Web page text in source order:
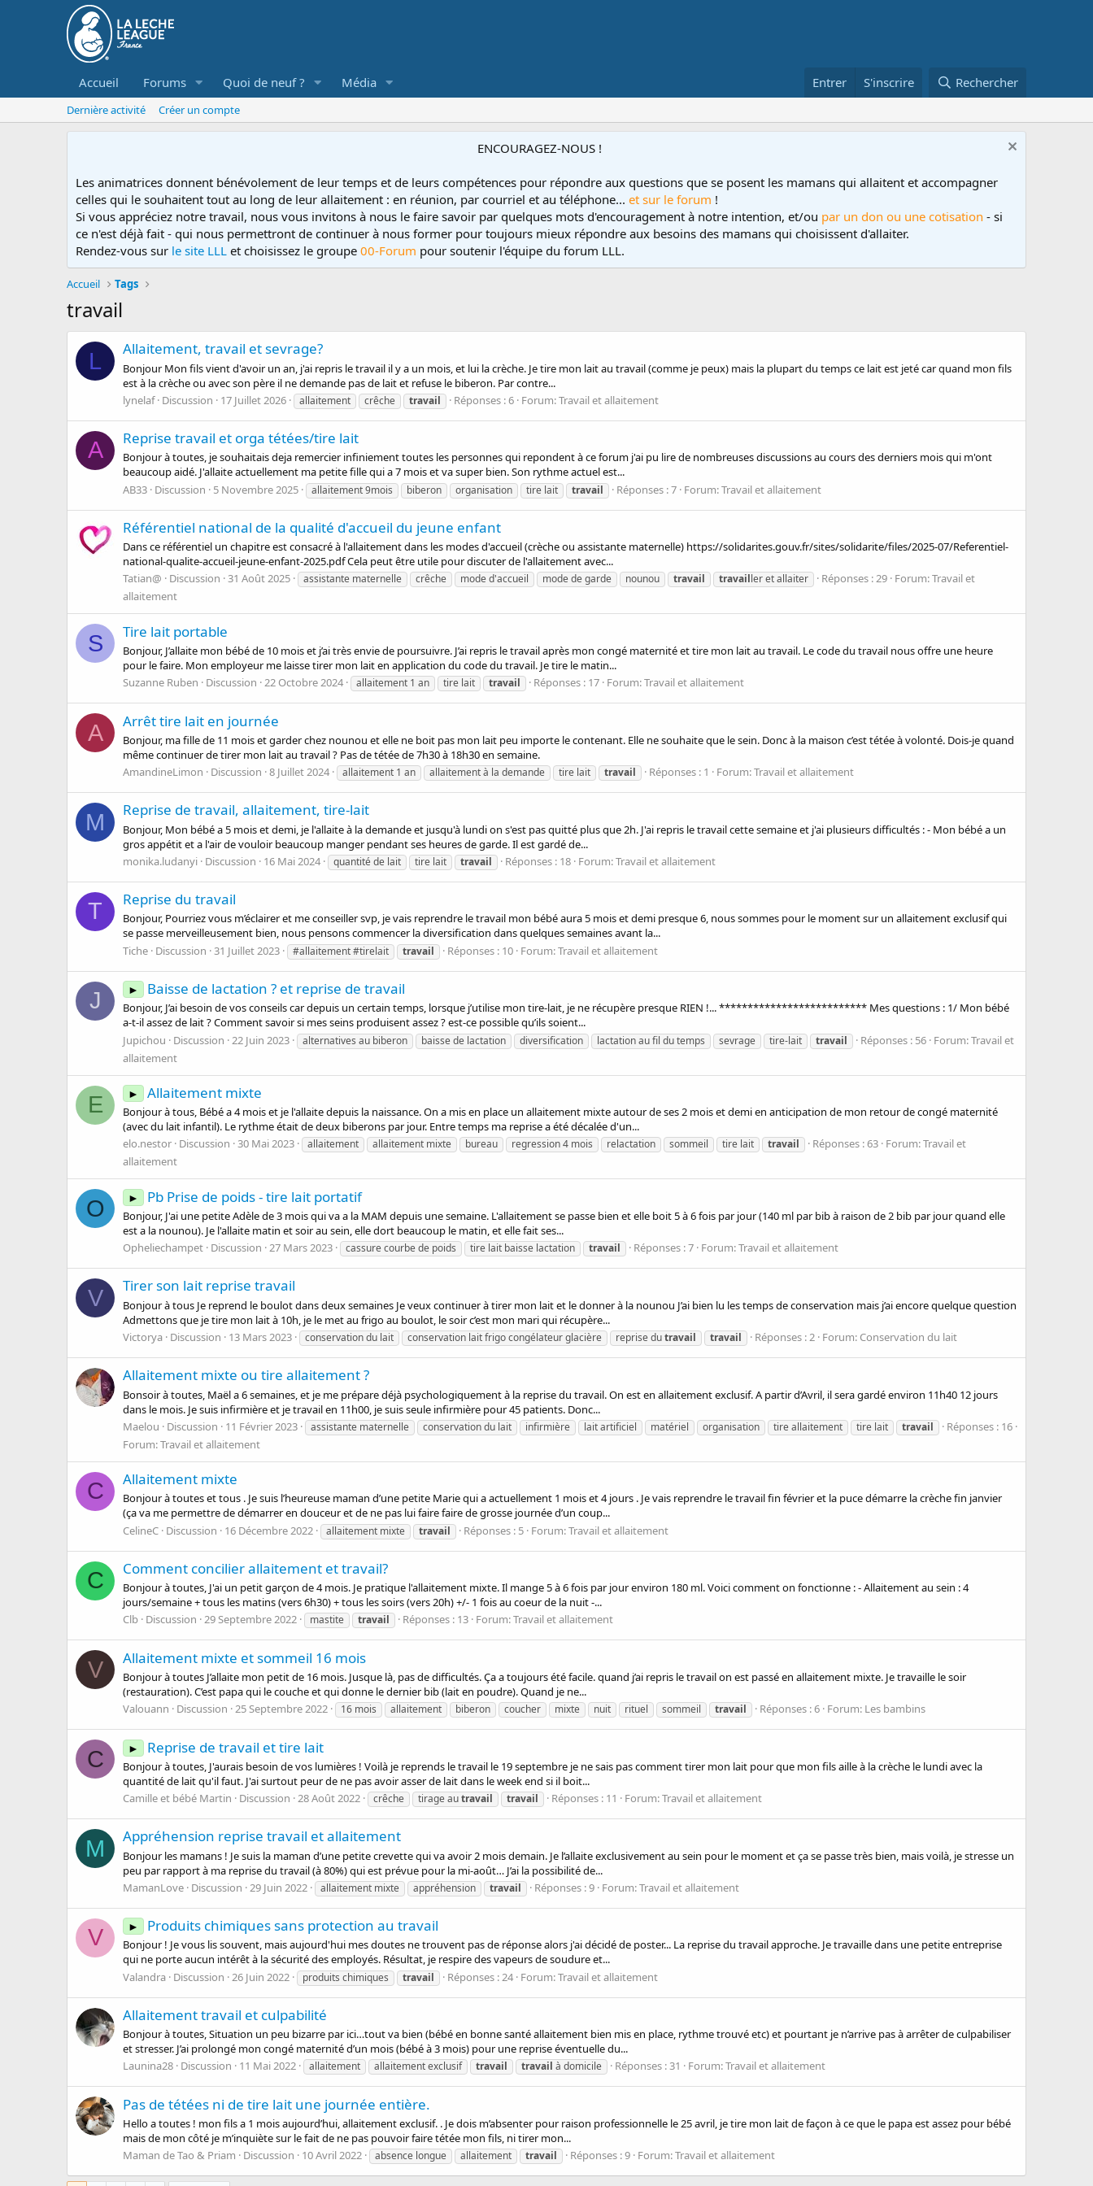
Accueil Forums Quoi de neuf ? Média Entrer S'inscrire Rechercher
Dernière activité Créer un compte
ENCOURAGEZ-NOUS !
Les animatrices donnent bénévolement de leur temps et de leurs compétences pour répondre aux questions que se posent les mamans qui allaitent et accompagner
celles qui le souhaitent tout au long de leur allaitement : en réunion, par courriel et au téléphone... et sur le forum !
Si vous appréciez notre travail, nous vous invitons à nous le faire savoir par quelques mots d'encouragement à notre intention, et/ou par un don ou une cotisation - si
ce n'est déjà fait - qui nous permettront de continuer à nous former pour toujours mieux répondre aux besoins des mamans qui choisissent d'allaiter.
Rendez-vous sur le site LLL et choisissez le groupe 00-Forum pour soutenir l'équipe du forum LLL.
Accueil Tags
travail
L Allaitement, travail et sevrage?
Bonjour Mon fils vient d'avoir un an, j'ai repris le travail il y a un mois, et lui la crèche. Je tire mon lait au travail (comme je peux) mais la plupart du temps ce lait est jeté car quand mon fils
est à la crèche ou avec son père il ne demande pas de lait et refuse le biberon. Par contre...
lynelaf Discussion 17 Juillet 2026 allaitement crêche travail Réponses : 6 Forum:Travail et allaitement
A Reprise travail et orga tétées/tire lait
Bonjour à toutes, je souhaitais deja remercier infiniement toutes les personnes qui repondent à ce forum j'ai pu lire de nombreuses discussions au cours des derniers mois qui m'ont
beaucoup aidé. J'allaite actuellement ma petite fille qui a 7 mois et va super bien. Son rythme actuel est...
AB33 Discussion 5 Novembre 2025 allaitement 9mois biberon organisation tire lait travail Réponses : 7 Forum:Travail et allaitement
Référentiel national de la qualité d'accueil du jeune enfant
Dans ce référentiel un chapitre est consacré à l'allaitement dans les modes d'accueil (crèche ou assistante maternelle) https://solidarites.gouv.fr/sites/solidarite/files/2025-07/Referentiel-
national-qualite-accueil-jeune-enfant-2025.pdf Cela peut être utile pour discuter de l'allaitement avec...
Tatian@
Discussion 31 Août 2025 assistante maternelle crêche mode d'accueil mode de garde nounou travail travailler et allaiter Réponses : 29 Forum:Travail et
allaitement
S Tire lait portable
Bonjour, J’allaite mon bébé de 10 mois et j’ai très envie de poursuivre. J’ai repris le travail après mon congé maternité et tire mon lait au travail. Le code du travail nous offre une heure
pour le faire. Mon employeur me laisse tirer mon lait en application du code du travail. Je tire le matin...
Suzanne Ruben
Discussion 22 Octobre 2024 allaitement 1 an tire lait travail Réponses : 17 Forum:Travail et allaitement
A Arrêt tire lait en journée
Bonjour, ma fille de 11 mois et garder chez nounou et elle ne boit pas mon lait peu importe le contenant. Elle ne souhaite que le sein. Donc à la maison c’est tétée à volonté. Dois-je quand
même continuer de tirer mon lait au travail ? Pas de tétée de 7h30 à 18h30 en semaine.
AmandineLimon
Discussion 8 Juillet 2024 allaitement 1 an allaitement à la demande tire lait travail Réponses : 1 Forum:Travail et allaitement
M Reprise de travail, allaitement, tire-lait
Bonjour, Mon bébé a 5 mois et demi, je l'allaite à la demande et jusqu'à lundi on s'est pas quitté plus que 2h. J'ai repris le travail cette semaine et j'ai plusieurs difficultés : - Mon bébé a un
gros appétit et a l'air de vouloir beaucoup manger pendant ses heures de garde. Il est gardé de...
monika.ludanyi Discussion 16 Mai 2024 quantité de lait tire lait travail Réponses : 18 Forum:Travail et allaitement
T Reprise du travail
Bonjour, Pourriez vous m’éclairer et me conseiller svp, je vais reprendre le travail mon bébé aura 5 mois et demi presque 6, nous sommes pour le moment sur un allaitement exclusif qui
se passe merveilleusement bien, nous pensons commencer la diversification dans quelques semaines avant la...
Tiche Discussion 31 Juillet 2023 #allaitement #tirelait travail Réponses : 10 Forum:Travail et allaitement
J ► Baisse de lactation ? et reprise de travail
Bonjour, J’ai besoin de vos conseils car depuis un certain temps, lorsque j’utilise mon tire-lait, je ne récupère presque RIEN !... ************************** Mes questions : 1/ Mon bébé
a-t-il assez de lait ? Comment savoir si mes seins produisent assez ? est-ce possible qu’ils soient...
Jupichou
Discussion 22 Juin 2023 alternatives au biberon baisse de lactation diversification lactation au fil du temps sevrage tire-lait travail Réponses : 56 Forum:Travail et
allaitement
E ► Allaitement mixte
Bonjour à tous, Bébé a 4 mois et je l'allaite depuis la naissance. On a mis en place un allaitement mixte autour de ses 2 mois et demi en anticipation de mon retour de congé maternité
(avec du lait infantil). Le rythme était de deux biberons par jour. Entre temps ma reprise a été décalée d'un...
elo.nestor Discussion 30 Mai 2023 allaitement allaitement mixte bureau regression 4 mois relactation sommeil tire lait travail Réponses : 63 Forum:Travail et
allaitement
O ► Pb Prise de poids - tire lait portatif
Bonjour, J'ai une petite Adèle de 3 mois qui va a la MAM depuis une semaine. L'allaitement se passe bien et elle boit 5 à 6 fois par jour (140 ml par bib à raison de 2 bib par jour quand elle
est a la nounou). Je l'allaite matin et soir au sein, elle dort beaucoup le matin, et elle fait ses...
Opheliechampet Discussion 27 Mars 2023 cassure courbe de poids tire lait baisse lactation travail Réponses : 7 Forum:Travail et allaitement
V Tirer son lait reprise travail
Bonjour à tous Je reprend le boulot dans deux semaines Je veux continuer à tirer mon lait et le donner à la nounou J’ai bien lu les temps de conservation mais j’ai encore quelque question
Admettons que je tire mon lait à 10h, je le met au frigo au boulot, le soir c’est mon mari qui récupère...
Victorya Discussion 13 Mars 2023 conservation du lait conservation lait frigo congélateur glacière reprise dutravail travail Réponses : 2 Forum: Conservation du lait
Allaitement mixte ou tire allaitement ?
Bonsoir à toutes, Maël a 6 semaines, et je me prépare déjà psychologiquement à la reprise du travail. On est en allaitement exclusif. A partir d’Avril, il sera gardé environ 11h40 12 jours
dans le mois. Je suis infirmière et je travail en 11h00, je suis seule infirmière pour 45 patients. Donc...
Maelou
Discussion 11 Février 2023 assistante maternelle conservation du lait infirmière lait artificiel matériel organisation tire allaitement tire lait travail
Réponses : 16
Forum:Travail et allaitement
C Allaitement mixte
Bonjour à toutes et tous . Je suis l’heureuse maman d’une petite Marie qui a actuellement 1 mois et 4 jours . Je vais reprendre le travail fin février et la puce démarre la crèche fin janvier
(ça va me permettre de démarrer en douceur et de ne pas lui faire faire de grosse journée d’un coup...
CelineC Discussion 16 Décembre 2022 allaitement mixte travail Réponses : 5 Forum:Travail et allaitement
C Comment concilier allaitement et travail?
Bonjour à toutes, J'ai un petit garçon de 4 mois. Je pratique l'allaitement mixte. Il mange 5 à 6 fois par jour environ 180 ml. Voici comment on fonctionne : - Allaitement au sein : 4
jours/semaine + tous les matins (vers 6h30) + tous les soirs (vers 20h) +/- 1 fois au coeur de la nuit -...
Clb Discussion 29 Septembre 2022 mastite travail Réponses : 13 Forum:Travail et allaitement
V Allaitement mixte et sommeil 16 mois
Bonjour à toutes J’allaite mon petit de 16 mois. Jusque là, pas de difficultés. Ça a toujours été facile. quand j’ai repris le travail on est passé en allaitement mixte. Je travaille le soir
(restauration). C’est papa qui le couche et qui donne le dernier bib (lait en poudre). Quand je ne...
Valouann
Discussion 25 Septembre 2022 16 mois allaitement biberon coucher mixte nuit rituel sommeil travail Réponses : 6 Forum: Les bambins
C ► Reprise de travail et tire lait
Bonjour à toutes, J'aurais besoin de vos lumières ! Voilà je reprends le travail le 19 septembre je ne sais pas comment tirer mon lait pour que mon fils aille à la crèche le lundi avec la
quantité de lait qu'il faut. J'ai surtout peur de ne pas avoir asser de lait dans le week end si il boit...
Camille et bébé Martin
Discussion 28 Août 2022 crêche tirage autravail travail Réponses : 11 Forum:Travail et allaitement
M Appréhension reprise travail et allaitement
Bonjour les mamans ! Je suis la maman d’une petite crevette qui va avoir 2 mois demain. Je l’allaite exclusivement au sein pour le moment et ça se passe très bien, mais voilà, je stresse un
peu par rapport à ma reprise du travail (à 80%) qui est prévue pour la mi-août… J’ai la possibilité de...
MamanLove Discussion 29 Juin 2022 allaitement mixte appréhension travail Réponses : 9 Forum:Travail et allaitement
V ► Produits chimiques sans protection au travail
Bonjour ! Je vous lis souvent, mais aujourd'hui mes doutes ne trouvent pas de réponse alors j'ai décidé de poster... La reprise du travail approche. Je travaille dans une petite entreprise
qui ne porte aucun intérêt à la sécurité des employés. Résultat, je respire des vapeurs de soudure et...
Valandra Discussion 26 Juin 2022 produits chimiques travail Réponses : 24 Forum:Travail et allaitement
Allaitement travail et culpabilité
Bonjour à toutes, Situation un peu bizarre par ici…tout va bien (bébé en bonne santé allaitement bien mis en place, rythme trouvé etc) et pourtant je n’arrive pas à arrêter de culpabiliser
et stresser. J’ai prolongé mon congé maternité d’un mois (bébé à 3 mois) pour une reprise éventuelle du...
Launina28 Discussion 11 Mai 2022 allaitement allaitement exclusif travail travail à domicile Réponses : 31 Forum:Travail et allaitement
Pas de tétées ni de tire lait une journée entière.
Hello a toutes ! mon fils a 1 mois aujourd’hui, allaitement exclusif. . Je dois m’absenter pour raison professionnelle le 25 avril, je tire mon lait de façon à ce que le papa est assez pour bébé
mais de mon côté je m’inquiète sur le fait de ne pas pouvoir faire tétée mon fils, ni tirer mon...
Maman de Tao & Priam
Discussion 10 Avril 2022 absence longue allaitement travail Réponses : 9 Forum:Travail et allaitement